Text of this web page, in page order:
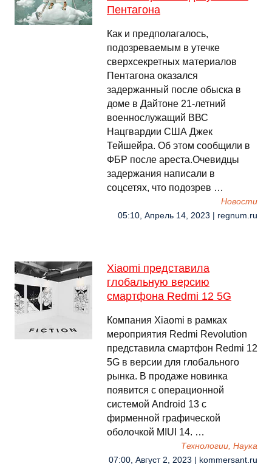
Пентагона
Как и предполагалось,
подозреваемым в утечке
сверхсекретных материалов
Пентагона оказался
задержанный после обыска в
доме в Дайтоне 21-летний
военнослужащий ВВС
Нацгвардии США Джек
Тейшейра. Об этом сообщили в
ФБР после ареста.Очевидцы
задержания написали в
соцсетях, что подозрев …
Новости
05:10, Апрель 14, 2023 | regnum.ru
Xiaomi представила
глобальную версию
смартфона Redmi 12 5G
Компания Xiaomi в рамках
мероприятия Redmi Revolution
представила смартфон Redmi 12
5G в версии для глобального
рынка. В продаже новинка
появится с операционной
системой Android 13 с
фирменной графической
оболочкой MIUI 14. …
Технологии, Наука
07:00, Август 2, 2023 | kommersant.ru